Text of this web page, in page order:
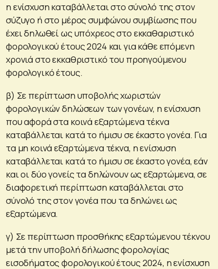
η ενίσχυση καταβάλλεται στο σύνολό της στον
σύζυγο ή στο μέρος συμφώνου συμβίωσης που
έχει δηλωθεί ως υπόχρεος στο εκκαθαριστικό
φορολογικού έτους 2024 και για κάθε επόμενη
χρονιά στο εκκαθριστικό του προηγούμενου
φορολογικό έτους.
β) Σε περίπτωση υποβολής χωριστών
φορολογικών δηλώσεων των γονέων, η ενίσχυση
που αφορά στα κοινά εξαρτώμενα τέκνα
καταβάλλεται κατά το ήμισυ σε έκαστο γονέα. Για
τα μη κοινά εξαρτώμενα τέκνα, η ενίσχυση
καταβάλλεται κατά το ήμισυ σε έκαστο γονέα, εάν
και οι δύο γονείς τα δηλώνουν ως εξαρτώμενα, σε
διαφορετική περίπτωση καταβάλλεται στο
σύνολό της στον γονέα που τα δηλώνει ως
εξαρτώμενα.
γ) Σε περίπτωση προσθήκης εξαρτώμενου τέκνου
μετά την υποβολή δήλωσης φορολογίας
εισοδήματος φορολογικού έτους 2024, η ενίσχυση